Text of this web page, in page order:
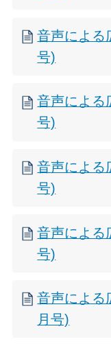
音声による
号)
音声による
号)
音声による
号)
音声による
号)
音声による
月号)